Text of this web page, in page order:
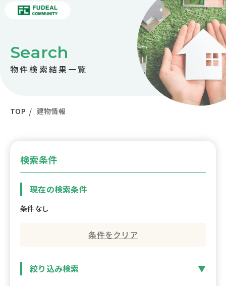
物件検索結果一覧
Search
TOP 建物情報
検索条件
現在の検索条件
条件なし
条件をクリア
絞り込み検索